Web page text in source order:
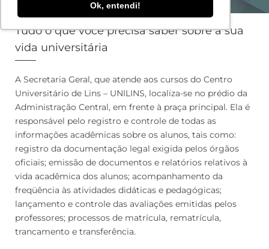
Ok, entendi!
Tudo o que você precisa saber sobre a sua
vida universitária
A Secretaria Geral, que atende aos cursos do Centro
Universitário de Lins – UNILINS, localiza-se no prédio da
Administração Central, em frente à praça principal. Ela é
responsável pelo registro e controle de todas as
informações acadêmicas sobre os alunos, tais como:
registro da documentação legal exigida pelos órgãos
oficiais; emissão de documentos e relatórios relativos à
vida acadêmica dos alunos; acompanhamento da
freqüência às atividades didáticas e pedagógicas;
lançamento e controle das avaliações emitidas pelos
professores; processos de matrícula, rematrícula,
trancamento e transferência.